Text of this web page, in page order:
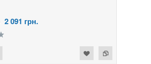
2 091 грн.